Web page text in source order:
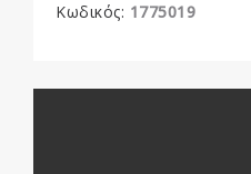
Κωδικός: 1775019